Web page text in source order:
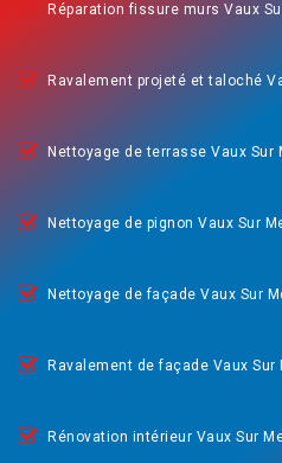
Réparation fissure murs Vaux
Ravalement projeté et taloché
Nettoyage de terrasse Vaux Sur
Nettoyage de pignon Vaux Sur
Nettoyage de façade Vaux Sur
Ravalement de façade Vaux Sur
Rénovation intérieur Vaux Sur